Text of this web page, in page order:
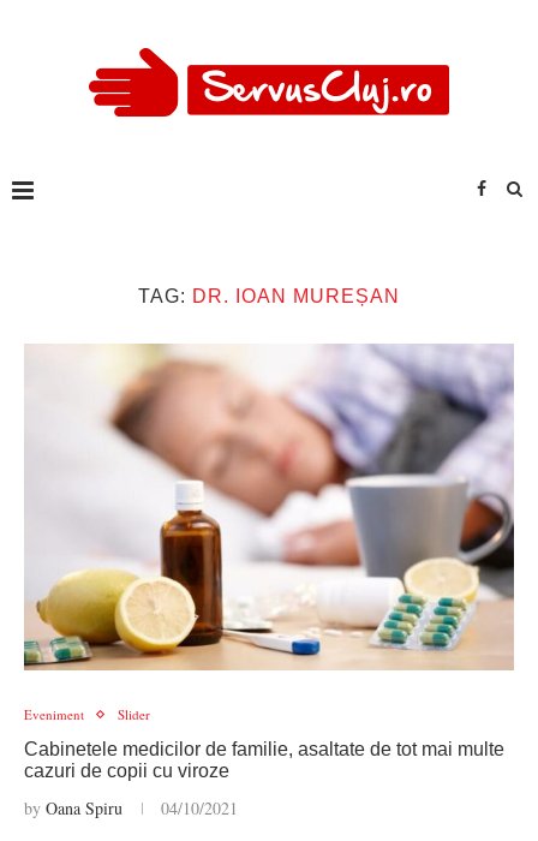
TAG: DR. IOAN MUREȘAN
Eveniment Slider
Cabinetele medicilor de familie, asaltate de tot mai multe
cazuri de copii cu viroze
by Oana Spiru 04/10/2021